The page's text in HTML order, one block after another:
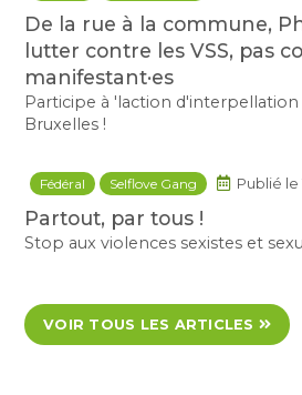
De la rue à la commune,
lutter contre les VSS, pas
manifestant·es
Participe à 'laction
Bruxelles !
Fédéral Selflove Gang Publié le
Partout, par tous !
Stop aux violences sexistes et
VOIR TOUS LES ARTICLES